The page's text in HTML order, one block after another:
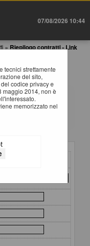
07/08/2026 10:44
» Riepilogo contratti - Link
tecnici strettamente
del sito,
codice privacy e
maggio 2014, non è
memorizzato nel
sugli appalti
consultare i dati. In
è
la stessa in senso
le frecce destra e
una barra di scorrimento